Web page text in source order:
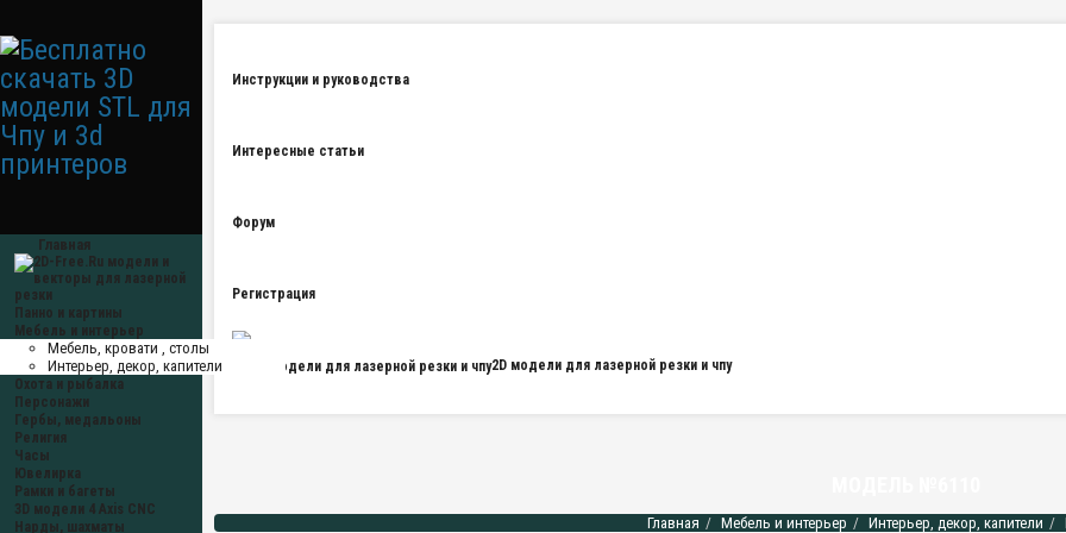
Главная
Панно и картины
Мебель и интерьер
Мебель, кровати , столы
Интерьер, декор, капители
Охота и рыбалка
Персонажи
Гербы, медальоны
Религия
Часы
Ювелирка
Рамки и багеты
3D модели 4 Axis CNC
Нарды, шахматы
Инструкции и руководства
Интересные статьи
Форум
Регистрация
2D модели для лазерной резки и чпу
Главная Мебель и интерьер Интерьер, декор, капители